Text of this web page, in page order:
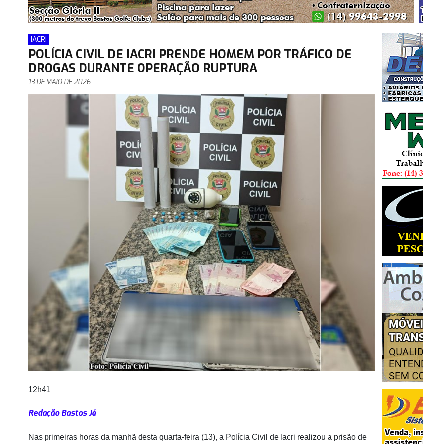
IACRI
POLÍCIA CIVIL DE IACRI PRENDE HOMEM POR TRÁFICO DE
DROGAS DURANTE OPERAÇÃO RUPTURA
13 DE MAIO DE 2026
12h41
Redação Bastos Já
Nas primeiras horas da manhã desta quarta-feira (13), a Polícia Civil de Iacri realizou a prisão de